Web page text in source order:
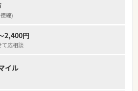
線)
2,400円
応相談
イル